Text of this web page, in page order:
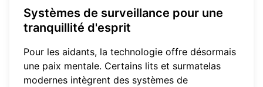
Systèmes de surveillance pour une
tranquillité d'esprit
Pour les aidants, la technologie offre désormais
une paix mentale. Certains lits et surmatelas
modernes intègrent des systèmes de